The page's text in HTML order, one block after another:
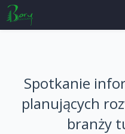
Spotkanie
planujących
branży